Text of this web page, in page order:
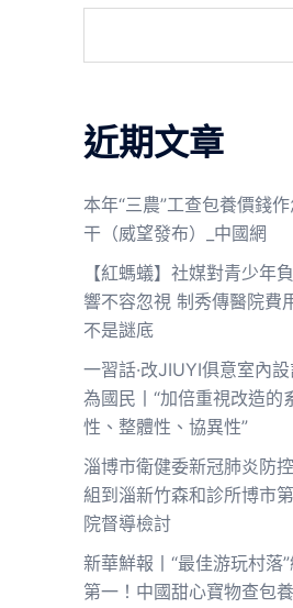
近期文章
本年“三農”工查包養價錢
干（威望發布）_中國網
【紅螞蟻】社媒對青少年
響不容忽視 制秀傳醫院費
不是謎底
一習話·改JIUYI俱意室內
為國民丨“加倍重視改造的
性、整體性、協異性”
淄博市衛健委新冠肺炎防
組到淄新竹森和診所博市
院督導檢討
新華鮮報丨“最佳游玩村落
第一！中國甜心寶物查包